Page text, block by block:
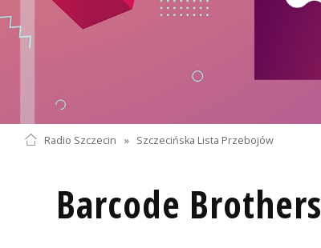
Radio Szczecin » Szczecińska Lista Przebojów
Barcode Brothers